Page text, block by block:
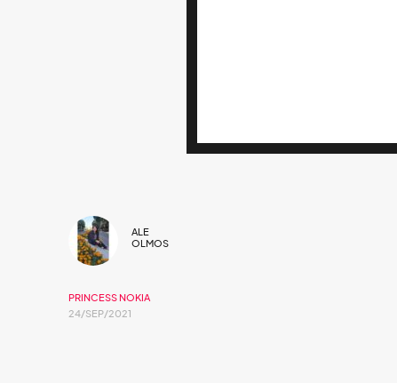
ALE
OLMOS
PRINCESS NOKIA
24/SEP/2021